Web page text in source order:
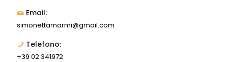
Email:
simonettamarmi@gmail.com
Telefono:
+39 02 341972